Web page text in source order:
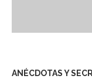
ANÉCDOTAS Y